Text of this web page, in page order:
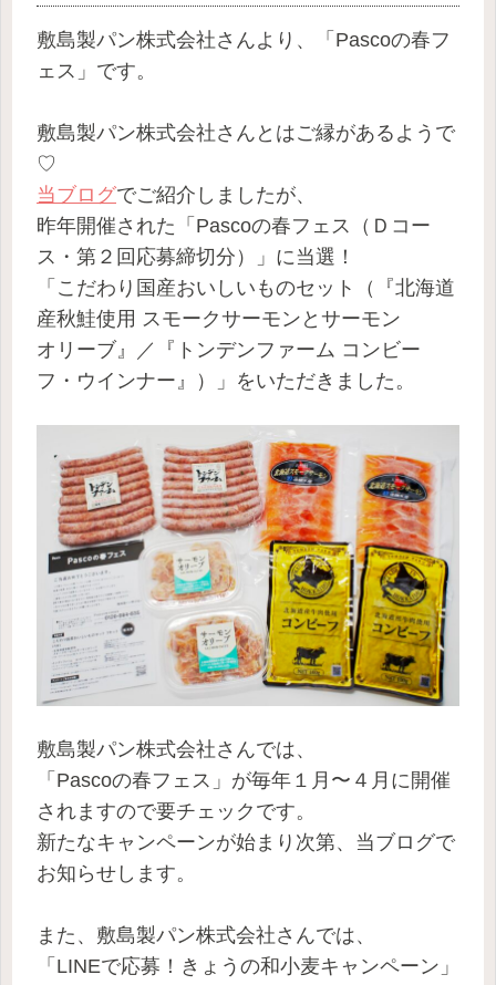
敷島製パン株式会社さんより、「Pascoの春フ
ェス」です。
敷島製パン株式会社さんとはご縁があるようで
♡
当ブログでご紹介しましたが、
昨年開催された「Pascoの春フェス（Ｄコー
ス・第２回応募締切分）」に当選！
「こだわり国産おいしいものセット（『北海道
産秋鮭使用 スモークサーモンとサーモン
オリーブ』／『トンデンファーム コンビー
フ・ウインナー』）」をいただきました。
敷島製パン株式会社さんでは、
「Pascoの春フェス」が毎年１月〜４月に開催
されますので要チェックです。
新たなキャンペーンが始まり次第、当ブログで
お知らせします。
また、敷島製パン株式会社さんでは、
「LINEで応募！きょうの和小麦キャンペーン」